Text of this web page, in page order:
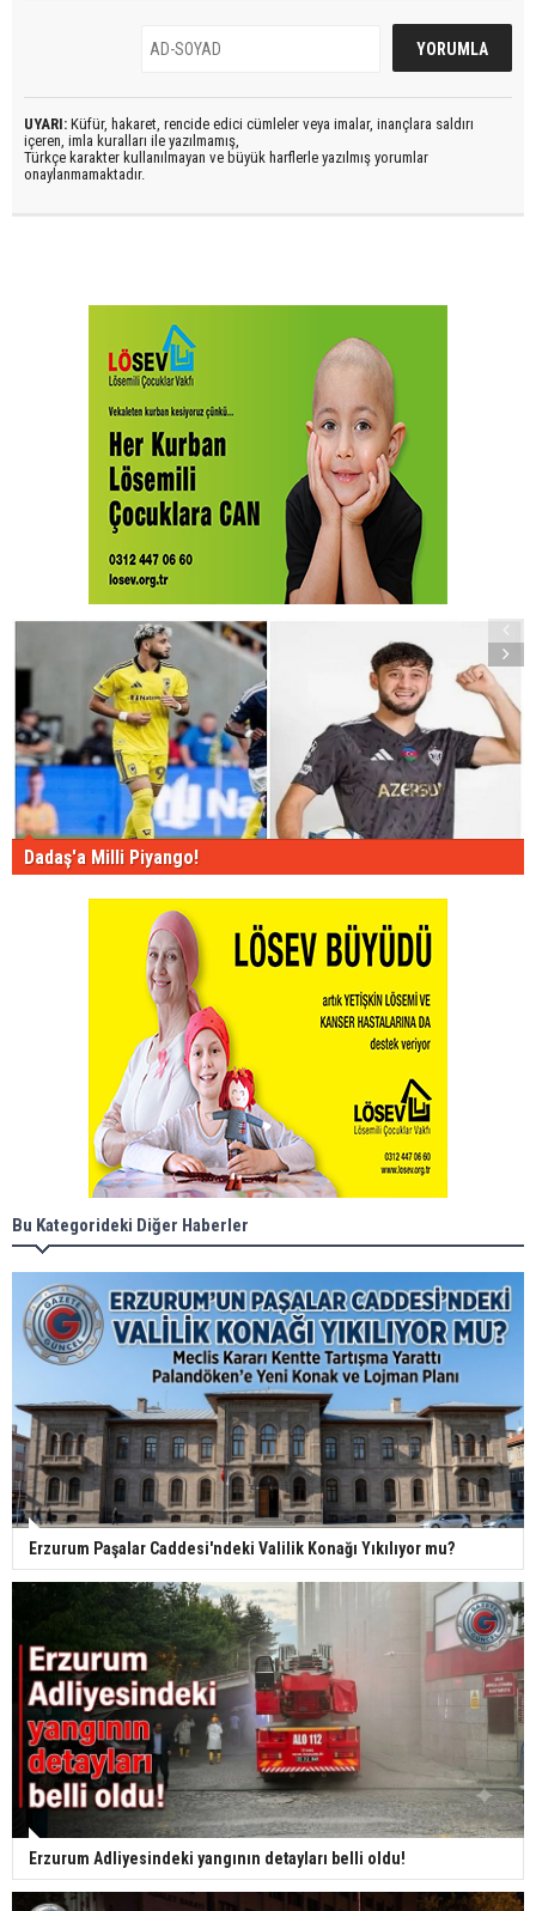
UYARI: Küfür, hakaret, rencide edici cümleler veya imalar, inançlara saldırı
içeren, imla kuralları ile yazılmamış,
Türkçe karakter kullanılmayan ve büyük harflerle yazılmış yorumlar
onaylanmamaktadır.
Dadaş'a Milli Piyango!
Bu Kategorideki Diğer Haberler
Erzurum Paşalar Caddesi'ndeki Valilik Konağı Yıkılıyor mu?
Erzurum Adliyesindeki yangının detayları belli oldu!